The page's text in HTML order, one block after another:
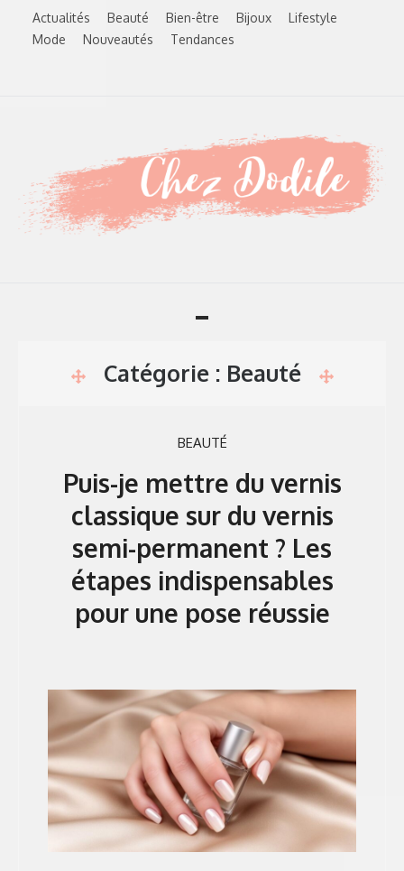
Actualités Beauté Bien-être Bijoux
Lifestyle
Mode
Nouveautés Tendances
Toggle
Catégorie : Beauté
BEAUTÉ
Puis-je mettre du vernis
classique sur du vernis
semi-permanent ? Les
étapes indispensables
pour une pose réussie